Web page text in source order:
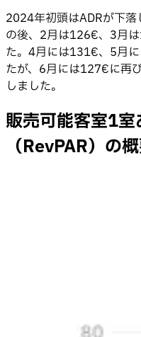
2024年初頭はADRが下
の後、2月は126€、3月
た。4月には131€、5月
たが、6月には127€に再
しました。
販売可能客室1
（RevPAR）の